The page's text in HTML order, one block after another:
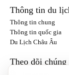
Thông tin du
Thông tin chung
Thông tin quốc gia
Du Lịch Châu Âu
Theo dõi